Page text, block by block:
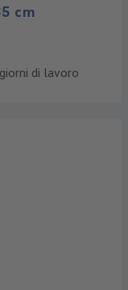
cm
di lavoro